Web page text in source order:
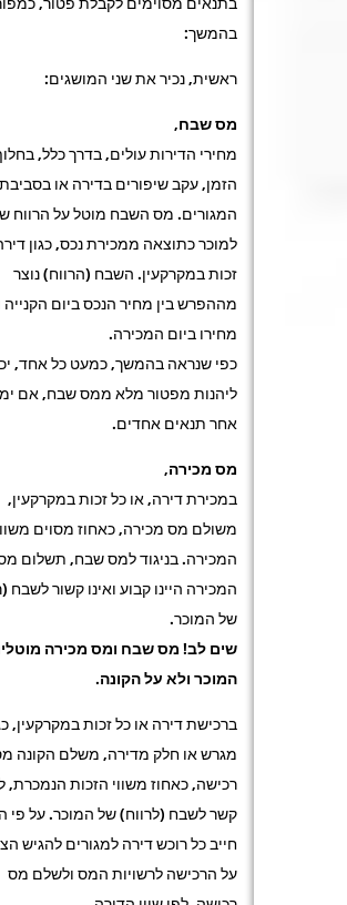
בהמשך:
ראשית, נכיר את שני המושגים:
מס שבח,
מחירי הדירות עולים, בדרך כלל,
הזמן, עקב שיפורים בדירה או בסביבת
המגורים. מס השבח מוטל על הרווח
למוכר כתוצאה ממכירת נכס, כגון
זכות במקרקעין. השבח (הרווח) נוצר
מההפרש בין מחיר הנכס ביום הקנייה
מחירו ביום המכירה.
כפי שנראה בהמשך, כמעט כל אחד,
ליהנות מפטור מלא ממס שבח, אם
אחר תנאים אחדים.
מס מכירה,
במכירת דירה, או כל זכות במקרקעין,
משולם מס מכירה, כאחוז מסוים
המכירה. בניגוד למס שבח, תשלום
המכירה היינו קבוע ואינו קשור לשבח
של המוכר.
שים לב! מס שבח ומס מכירה
המוכר ולא על הקונה.
ברכישת דירה או כל זכות במקרקעין,
מגרש או חלק מדירה, משלם הקונה
רכישה, כאחוז משווי הזכות הנמכרת,
קשר לשבח (לרווח) של המוכר. על פי
חייב כל רוכש דירה למגורים להגיש
על הרכישה לרשויות המס ולשלם מס